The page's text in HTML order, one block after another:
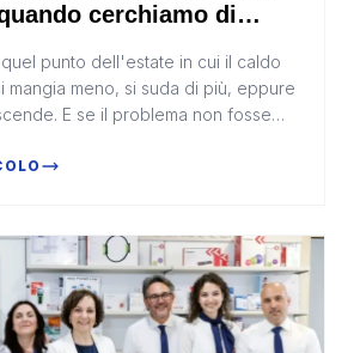
cerchiamo di
quel punto dell'estate in cui il caldo
mangia meno, si suda di più, eppure
E se il problema non fosse